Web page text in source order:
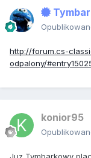
http://forum.cs-
odpalony/
konior95